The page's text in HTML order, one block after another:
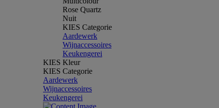
Rose Quartz
Nuit
KIES Categorie
Aardewerk
Wijnaccessoires
Keukengerei
KIES Kleur
KIES Categorie
Aardewerk
Wijnaccessoires
Keukengerei